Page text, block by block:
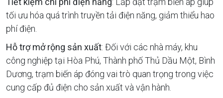
tối ưu hóa quá trình truyền tải điện năng, giảm thiểu hao
phí điện.
Hỗ trợ mở rộng sản xuất: Đối với các nhà máy, khu
công nghiệp tại Hòa Phú, Thành phố Thủ Dầu Một, Bình
Dương, trạm biến áp đóng vai trò quan trọng trong việc
cung cấp đủ điện cho sản xuất và vận hành.